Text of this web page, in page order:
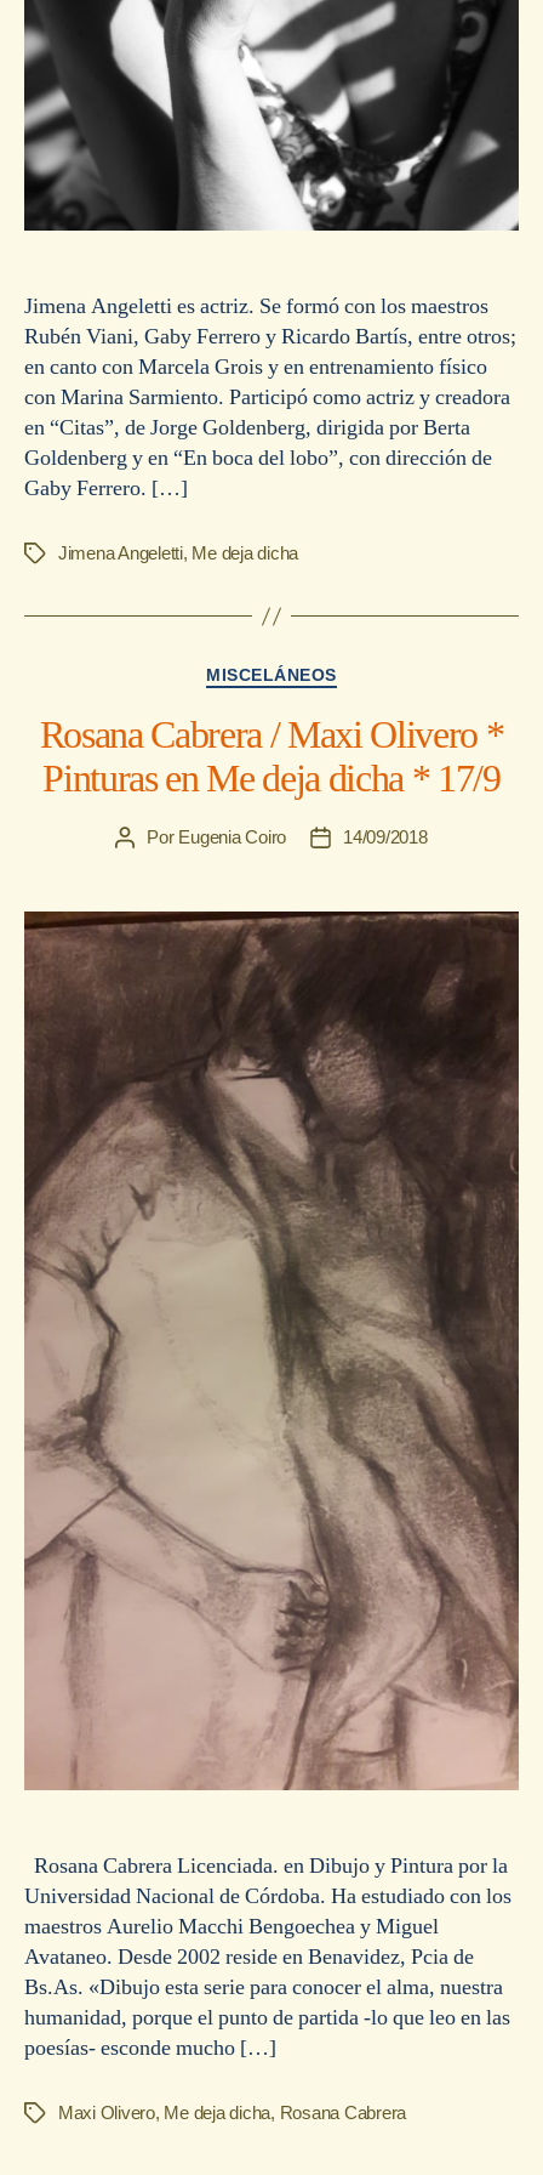
Jimena Angeletti es actriz. Se formó con los maestros
Rubén Viani, Gaby Ferrero y Ricardo Bartís, entre otros;
en canto con Marcela Grois y en entrenamiento físico
con Marina Sarmiento. Participó como actriz y creadora
en “Citas”, de Jorge Goldenberg, dirigida por Berta
Goldenberg y en “En boca del lobo”, con dirección de
Gaby Ferrero. […]
EtiquetasJimena Angeletti, Me deja dicha
Categorías
MISCELÁNEOS
Rosana Cabrera / Maxi Olivero *
Pinturas en Me deja dicha * 17/9
Autor
entrada
Por Eugenia Coiro
Fecha
entrada
14/09/2018
Rosana Cabrera Licenciada. en Dibujo y Pintura por la
Universidad Nacional de Córdoba. Ha estudiado con los
maestros Aurelio Macchi Bengoechea y Miguel
Avataneo. Desde 2002 reside en Benavidez, Pcia de
Bs.As. «Dibujo esta serie para conocer el alma, nuestra
humanidad, porque el punto de partida -lo que leo en las
poesías- esconde mucho […]
EtiquetasMaxi Olivero, Me deja dicha, Rosana Cabrera